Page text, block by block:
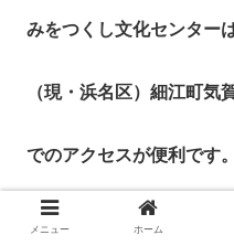
みをつくし文化センター
（現・浜名区）細江町気
でのアクセスが便利です。
周辺には観光スポットも
メニュー ホーム